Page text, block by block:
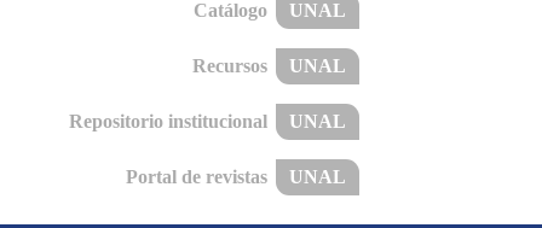
Catálogo UNAL
Recursos UNAL
Repositorio institucional UNAL
Portal de revistas UNAL